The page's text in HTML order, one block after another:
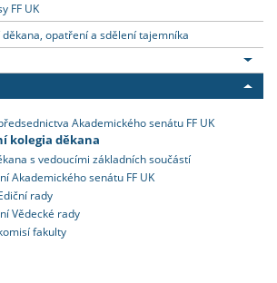
FF UK
opatření a sdělení tajemníka
Akademického senátu FF UK
kolegia děkana
s vedoucími základních součástí
Akademického senátu FF UK
rady
Vědecké rady
fakulty